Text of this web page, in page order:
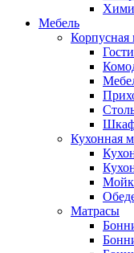
Мебель
Корпусная
Кухонная
Матрасы